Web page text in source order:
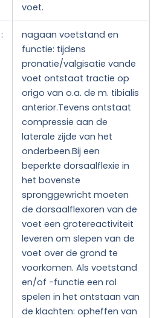
voet.
:
nagaan voetstand en
functie: tijdens
pronatie/valgisatie vande
voet ontstaat tractie op
origo van o.a. de m. tibialis
anterior.Tevens ontstaat
compressie aan de
laterale zijde van het
onderbeen.Bij een
beperkte dorsaalflexie in
het bovenste
spronggewricht moeten
de dorsaalflexoren van de
voet een grotereactiviteit
leveren om slepen van de
voet over de grond te
voorkomen. Als voetstand
en/of -functie een rol
spelen in het ontstaan van
de klachten: opheffen van